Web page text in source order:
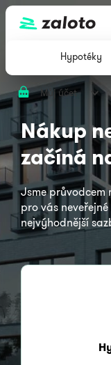
Hypotéky
Můj účet
Nákup
začíná
Jsme průvodcem
pro vás
nejvýhodnější